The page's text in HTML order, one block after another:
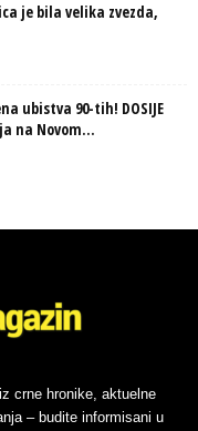
je bila velika zvezda,
ubistva 90-tih! DOSIJE
na Novom...
crne hronike, aktuelne
– budite informisani u